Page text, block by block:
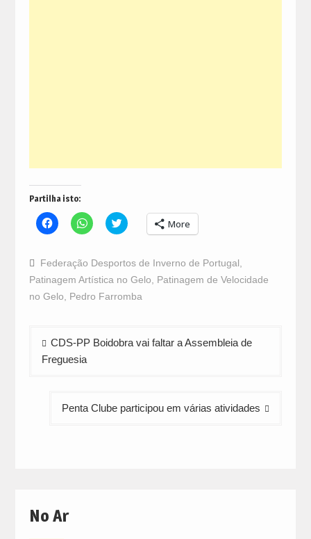
Partilha isto:
Click
to
Facebook
(Opens
new
window)
Click
to
WhatsApp
(Opens
in
new
window)
Click
to
Twitter
(Opens
new
window)
More
Federação Desportos de Inverno de Portugal
Patinagem Artística no Gelo
Patinagem de Velocidade
no Gelo
Pedro Farromba
Navegação
de
CDS-PP Boidobra vai faltar a Assembleia de
Freguesia
Penta Clube participou em várias atividades
No Ar